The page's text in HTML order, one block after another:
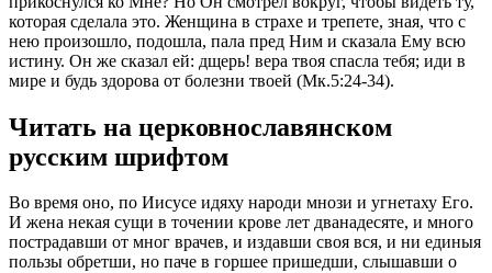
которая сделала это. Женщина в страхе и трепете, зная, что с
нею произошло, подошла, пала пред Ним и сказала Ему всю
истину. Он же сказал ей: дщерь! вера твоя спасла тебя; иди в
мире и будь здорова от болезни твоей (Мк.5:24-34).
Читать на церковнославянском
русским шрифтом
Во время оно, по Иисусе идяху народи мнози и угнетаху Его.
И жена некая сущи в точении крове лет дванадесяте, и много
пострадавши от мног врачев, и издавши своя вся, и ни единыя
пользы обретши, но паче в горшее пришедши, слышавши о